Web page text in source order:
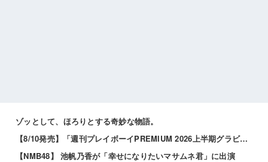
ゾッとして、ほろりとする奇妙な物語。
【8/10発売】「週刊プレイボーイPREMIUM 2026上半期グラビア傑作選」
【NMB48】 池帆乃香が「幸せになりたいマサムネ君」に出演